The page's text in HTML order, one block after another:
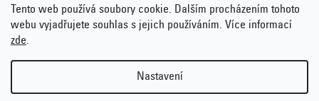
Tento web používá soubory cookie. Dalším procházením tohoto
webu vyjadřujete souhlas s jejich používáním. Více informací
zde.
Nastavení
Vytvořil Shoptet Premium